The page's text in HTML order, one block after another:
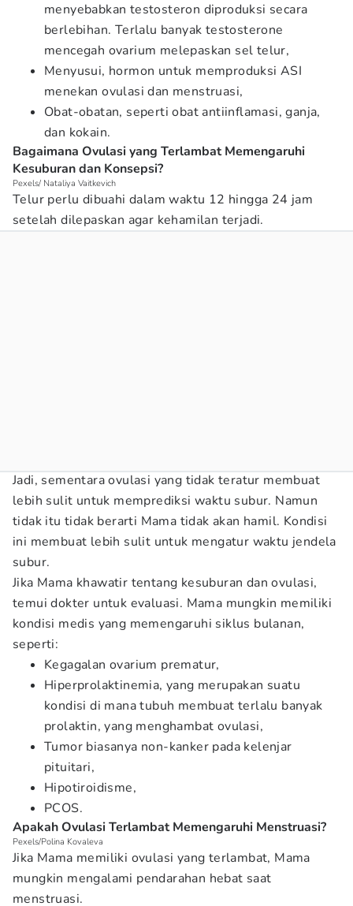
menyebabkan testosteron diproduksi secara
berlebihan. Terlalu banyak testosterone
mencegah ovarium melepaskan sel telur,
Menyusui, hormon untuk memproduksi ASI
menekan ovulasi dan menstruasi,
Obat-obatan, seperti obat antiinflamasi, ganja,
dan kokain.
Bagaimana Ovulasi yang Terlambat Memengaruhi
Kesuburan dan Konsepsi?
Pexels/ Nataliya Vaitkevich
Telur perlu dibuahi dalam waktu 12 hingga 24 jam
setelah dilepaskan agar kehamilan terjadi.
Jadi, sementara ovulasi yang tidak teratur membuat
lebih sulit untuk memprediksi waktu subur. Namun
tidak itu tidak berarti Mama tidak akan hamil. Kondisi
ini membuat lebih sulit untuk mengatur waktu jendela
subur.
Jika Mama khawatir tentang kesuburan dan ovulasi,
temui dokter untuk evaluasi. Mama mungkin memiliki
kondisi medis yang memengaruhi siklus bulanan,
seperti:
Kegagalan ovarium prematur,
Hiperprolaktinemia, yang merupakan suatu
kondisi di mana tubuh membuat terlalu banyak
prolaktin, yang menghambat ovulasi,
Tumor biasanya non-kanker pada kelenjar
pituitari,
Hipotiroidisme,
PCOS.
Apakah Ovulasi Terlambat Memengaruhi Menstruasi?
Pexels/Polina Kovaleva
Jika Mama memiliki ovulasi yang terlambat, Mama
mungkin mengalami pendarahan hebat saat
menstruasi.